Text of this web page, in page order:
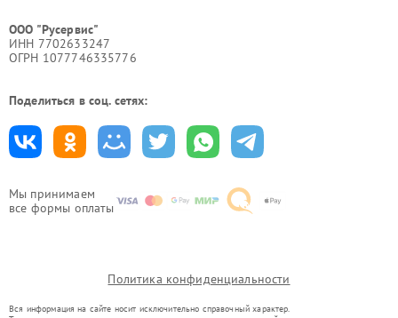
Мы принимаем
все формы оплаты
ООО "Русервис"
ИНН 7702633247
ОГРН 1077746335776
Поделиться в соц. сетях:
Политика конфиденциальности
Вся информация на сайте носит исключительно справочный характер.